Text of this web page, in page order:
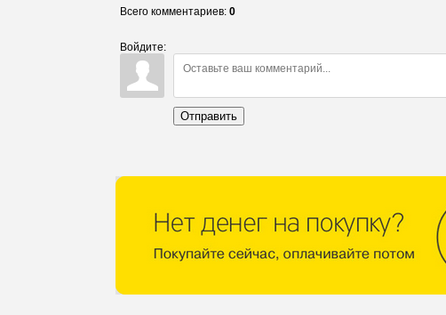
Всего комментариев: 0
Войдите:
Отправить